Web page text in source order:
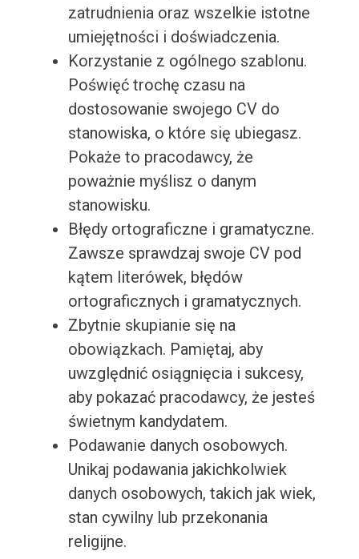
zatrudnienia oraz wszelkie istotne
umiejętności i doświadczenia.
Korzystanie z ogólnego szablonu.
Poświęć trochę czasu na
dostosowanie swojego CV do
stanowiska, o które się ubiegasz.
Pokaże to pracodawcy, że
poważnie myślisz o danym
stanowisku.
Błędy ortograficzne i gramatyczne.
Zawsze sprawdzaj swoje CV pod
kątem literówek, błędów
ortograficznych i gramatycznych.
Zbytnie skupianie się na
obowiązkach. Pamiętaj, aby
uwzględnić osiągnięcia i sukcesy,
aby pokazać pracodawcy, że jesteś
świetnym kandydatem.
Podawanie danych osobowych.
Unikaj podawania jakichkolwiek
danych osobowych, takich jak wiek,
stan cywilny lub przekonania
religijne.